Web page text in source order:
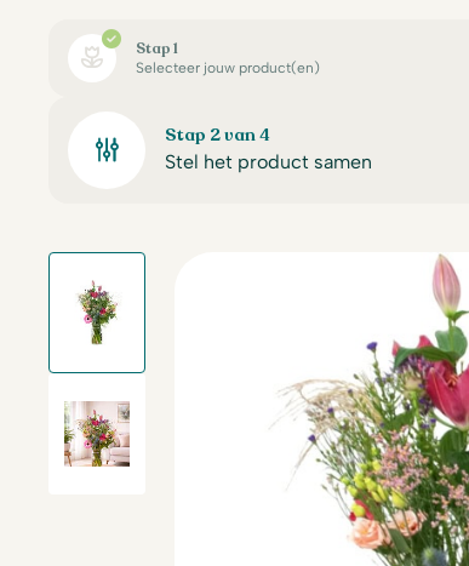
Stap 1
Selecteer jouw product(en)
Stap 2 van 4
Stel het product samen